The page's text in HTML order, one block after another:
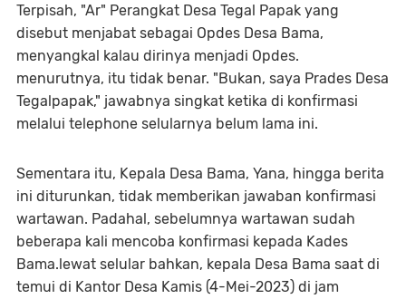
Terpisah, "Ar" Perangkat Desa Tegal Papak yang
disebut menjabat sebagai Opdes Desa Bama,
menyangkal kalau dirinya menjadi Opdes.
menurutnya, itu tidak benar. "Bukan, saya Prades Desa
Tegalpapak," jawabnya singkat ketika di konfirmasi
melalui telephone selularnya belum lama ini.
Sementara itu, Kepala Desa Bama, Yana, hingga berita
ini diturunkan, tidak memberikan jawaban konfirmasi
wartawan. Padahal, sebelumnya wartawan sudah
beberapa kali mencoba konfirmasi kepada Kades
Bama.lewat selular bahkan, kepala Desa Bama saat di
temui di Kantor Desa Kamis (4-Mei-2023) di jam